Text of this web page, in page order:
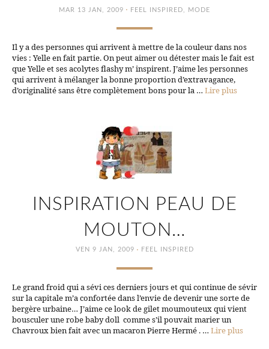
MAR 13 JAN, 2009 · FEEL INSPIRED MODE
Il y a des personnes qui arrivent à mettre de la couleur dans nos
vies : Yelle en fait partie. On peut aimer ou détester mais le fait est
que Yelle et ses acolytes flashy m’ inspirent. J’aime les personnes
qui arrivent à mélanger la bonne proportion d’extravagance,
d’originalité sans être complètement bons pour la … Lire plus
INSPIRATION PEAU DE
MOUTON…
VEN 9 JAN, 2009 · FEEL INSPIRED
Le grand froid qui a sévi ces derniers jours et qui continue de sévir
sur la capitale m’a confortée dans l’envie de devenir une sorte de
bergère urbaine… J’aime ce look de gilet moumouteux qui vient
bousculer une robe baby doll comme s’il pouvait marier un
Chavroux bien fait avec un macaron Pierre Hermé . … Lire plus